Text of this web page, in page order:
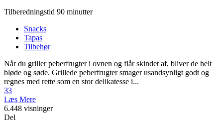
Tilberedningstid 90 minutter
Snacks
Tapas
Tilbehør
Når du griller peberfrugter i ovnen og flår skindet af, bliver de helt
bløde og søde. Grillede peberfrugter smager usandsynligt godt og
regnes med rette som en stor delikatesse i...
33
Læs Mere
6.448 visninger
Del